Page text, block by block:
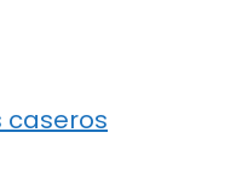
caseros